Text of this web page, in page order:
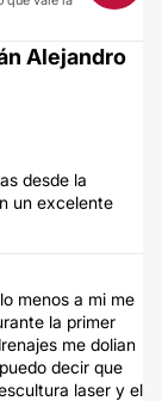
Alejandro
desde la
un excelente
menos a mi me
la primer
me dolian
decir que
laser y el